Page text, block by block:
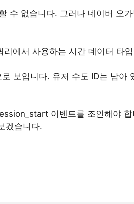
수 없습니다. 그러나 네이버 오
에서 사용하는 시간 데이터 타
보입니다. 유저 수도 ID는 남아
이벤트를 조인해야 합
겠습니다.